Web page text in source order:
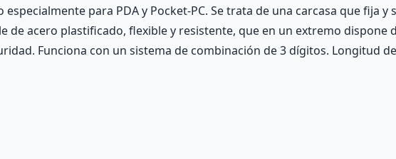
para PDA y Pocket-PC. Se trata de una carcasa que fija y
de acero plastificado, flexible y resistente, que en un extremo dispone
Funciona con un sistema de combinación de 3 dígitos. Longitud